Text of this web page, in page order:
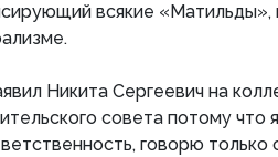
всякие «Матильды»,
Никита Сергеевич на
совета потому что
говорю только